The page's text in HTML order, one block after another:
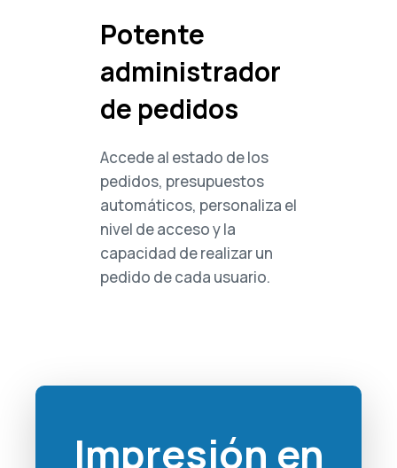
Potente
administrador
de pedidos
Accede al estado de los
pedidos, presupuestos
automáticos, personaliza el
nivel de acceso y la
capacidad de realizar un
pedido de cada usuario.
Impresión en